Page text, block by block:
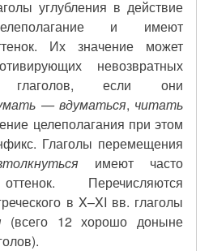
углубления в действие
и имеют
Их значение может
невозвратных
глаголов, если они
— вдуматься, читать
целеполагания при этом
Глаголы перемещения
имеют часто
Перечисляются
в X–XI вв. глаголы
(всего 12 хорошо доныне